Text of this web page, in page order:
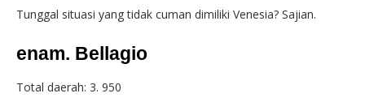
Tunggal situasi yang tidak cuman dimiliki Venesia? Sajian.
enam. Bellagio
Total daerah: 3. 950